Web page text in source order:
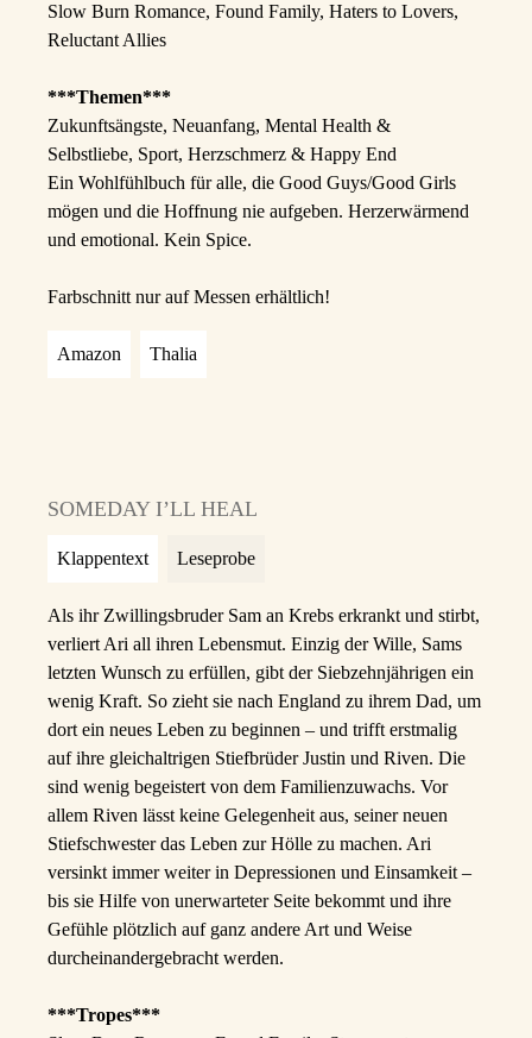
Slow Burn Romance, Found Family, Haters to Lovers,
Reluctant Allies
***Themen***
Zukunftsängste, Neuanfang, Mental Health &
Selbstliebe, Sport, Herzschmerz & Happy End
Ein Wohlfühlbuch für alle, die Good Guys/Good Girls
mögen und die Hoffnung nie aufgeben. Herzerwärmend
und emotional. Kein Spice.
Farbschnitt nur auf Messen erhältlich!
Amazon Thalia
SOMEDAY I’LL HEAL
Klappentext Leseprobe
Als ihr Zwillingsbruder Sam an Krebs erkrankt und stirbt,
verliert Ari all ihren Lebensmut. Einzig der Wille, Sams
letzten Wunsch zu erfüllen, gibt der Siebzehnjährigen ein
wenig Kraft. So zieht sie nach England zu ihrem Dad, um
dort ein neues Leben zu beginnen – und trifft erstmalig
auf ihre gleichaltrigen Stiefbrüder Justin und Riven. Die
sind wenig begeistert von dem Familienzuwachs. Vor
allem Riven lässt keine Gelegenheit aus, seiner neuen
Stiefschwester das Leben zur Hölle zu machen. Ari
versinkt immer weiter in Depressionen und Einsamkeit –
bis sie Hilfe von unerwarteter Seite bekommt und ihre
Gefühle plötzlich auf ganz andere Art und Weise
durcheinandergebracht werden.
***Tropes***